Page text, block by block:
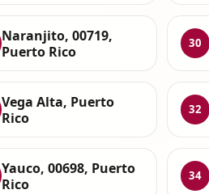
Naranjito, 00719,
Puerto Rico
30
Vega Alta, Puerto
Rico
32
Yauco, 00698, Puerto
Rico
34